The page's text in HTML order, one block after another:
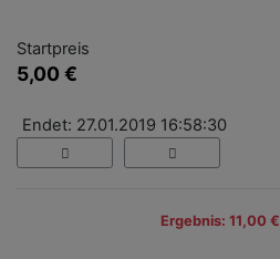
Startpreis
5,00 €
Endet: 27.01.2019 16:58:30
Ergebnis: 11,00 €